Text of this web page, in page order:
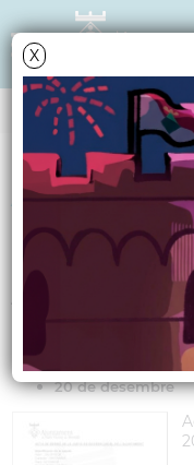
X
Data i hora oficial: 09-08-2026
JUNTES DE
Any
Actes Junta de
20 de desembre